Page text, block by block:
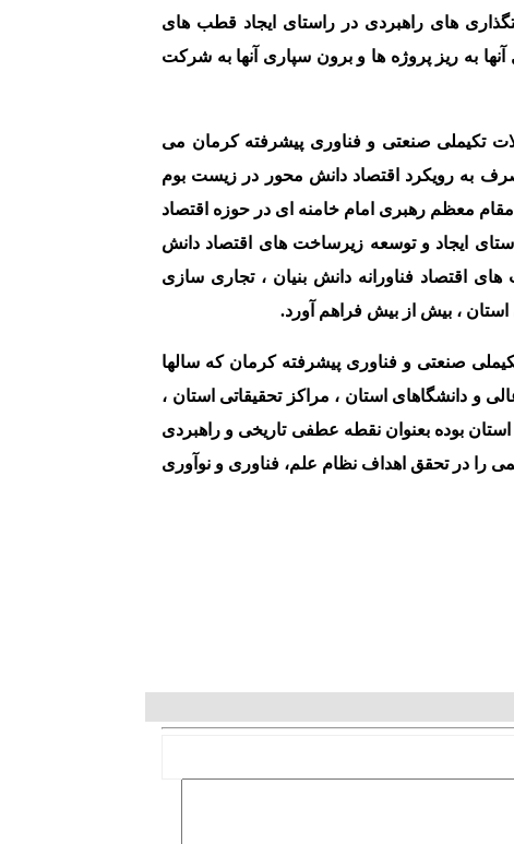
های راهبردی در راستای ایجاد قطب های
به ریز پروژه ها و برون سپاری آنها به شرکت
تکیملی صنعتی و فناوری پیشرفته کرمان می
به رویکرد اقتصاد دانش محور در زیست بوم
معظم رهبری امام خامنه ای در حوزه اقتصاد
ایجاد و توسعه زیرساخت های اقتصاد دانش
اقتصاد فناورانه دانش بنیان ، تجاری سازی
، بیش از بیش فراهم آورد.
صنعتی و فناوری پیشرفته کرمان که سالها
و دانشگاهای استان ، مراکز تحقیقاتی استان ،
بوده بعنوان نقطه عطفی تاریخی و راهبردی
را در تحقق اهداف نظام علم، فناوری و نوآوری